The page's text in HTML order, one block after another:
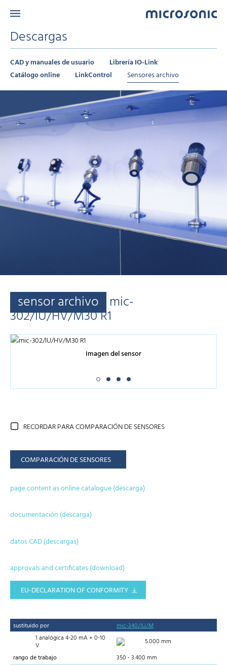
Descargas
CAD y manuales de usuario
Librería IO-Link
Catálogo online
LinkControl Sensores archivo
sensor archivo mic-
302/IU/HV/M30 R1
Imagen del sensor
RECORDAR PARA COMPARACIÓN DE SENSORES
COMPARACIÓN DE SENSORES
page content as online catalogue (descarga)
documentación (descarga)
datos CAD (descargas)
approvals and certificates (download)
EU-DECLARATION OF CONFORMITY
sustituido por
mic-340/IU/M
1 analógica 4-20 mA + 0-10
V
5.000 mm
rango de trabajo
350 - 3.400 mm